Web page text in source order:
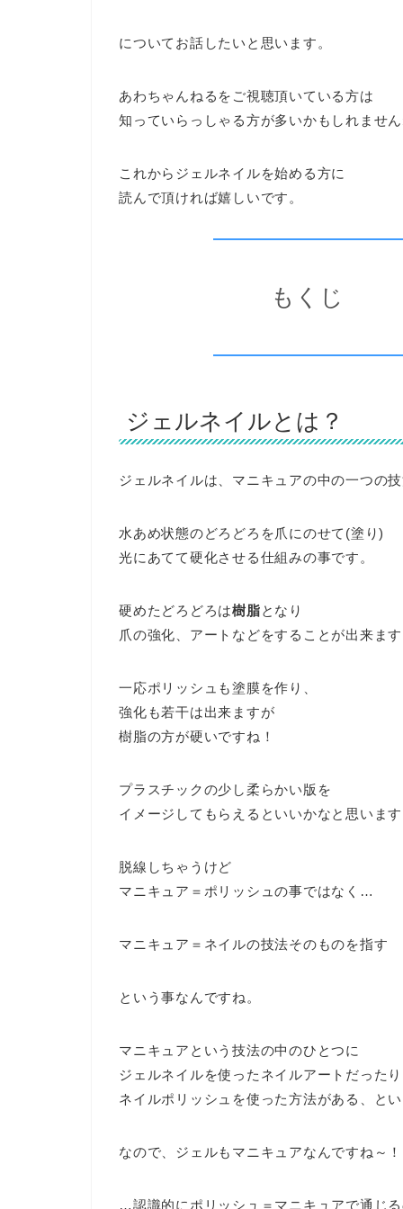
についてお話したいと思います。
あわちゃんねるをご視聴頂いている方は
知っていらっしゃる方が多いかもしれません
これからジェルネイルを始める方に
読んで頂ければ嬉しいです。
もくじ
ジェルネイルとは？
ジェルネイルは、マニキュアの中の一つの
水あめ状態のどろどろを爪にのせて(塗り)
光にあてて硬化させる仕組みの事です。
硬めたどろどろは樹脂となり
爪の強化、アートなどをすることが出来ます
一応ポリッシュも塗膜を作り、
強化も若干は出来ますが
樹脂の方が硬いですね！
プラスチックの少し柔らかい版を
イメージしてもらえるといいかなと思います
脱線しちゃうけど
マニキュア＝ポリッシュの事ではなく…
マニキュア＝ネイルの技法そのものを指す
という事なんですね。
マニキュアという技法の中のひとつに
ジェルネイルを使ったネイルアートだったり
ネイルポリッシュを使った方法がある、とい
なので、ジェルもマニキュアなんですね～！
…認識的にポリッシュ＝マニキュアで通じ